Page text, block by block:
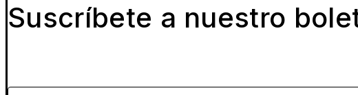
Suscríbete a nuestro